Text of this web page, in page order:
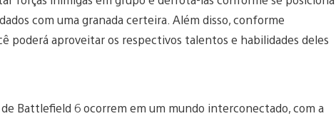
com uma granada certeira. Além disso, conforme
poderá aproveitar os respectivos talentos e habilidades deles
Battlefield 6 ocorrem em um mundo interconectado, com a